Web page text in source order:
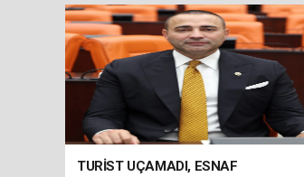
TURİST UÇAMADI, ESNAF